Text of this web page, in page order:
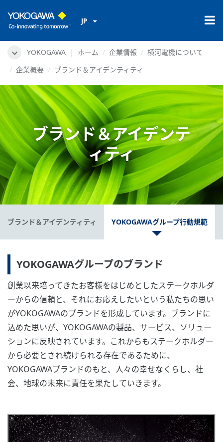
JP
YOKOGAWA ホーム 企業情報
横河電機について
企業概要
ブランド＆アイデンティティ
ブランド＆アイデンテ
ィティ
ブランド＆アイデンティティ YOKOGAWAグループ行動規範
YOKOGAWAグループのブランド
創業以来培ってきたお客様をはじめとしたステークホルダ
ーからの信頼と、それにお応えしたいという私たちの思い
がYOKOGAWAのブランドを形成しています。ブランドに
込めた思いが、YOKOGAWAの製品、サービス、ソリュー
ションに反映されています。これからもステークホルダー
から必要とされ続けられる存在であるために、
YOKOGAWAブランドのもと、人々の幸せなくらし、社
会、地球の未来に責任を果たしていきます。